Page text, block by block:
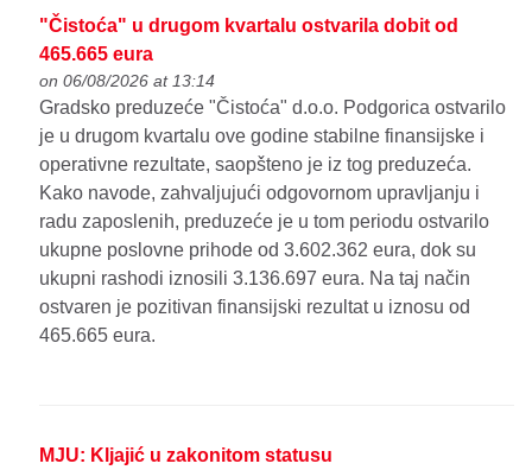
"Čistoća" u drugom kvartalu ostvarila dobit od
465.665 eura
on 06/08/2026 at 13:14
Gradsko preduzeće "Čistoća" d.o.o. Podgorica ostvarilo
je u drugom kvartalu ove godine stabilne finansijske i
operativne rezultate, saopšteno je iz tog preduzeća.
Kako navode, zahvaljujući odgovornom upravljanju i
radu zaposlenih, preduzeće je u tom periodu ostvarilo
ukupne poslovne prihode od 3.602.362 eura, dok su
ukupni rashodi iznosili 3.136.697 eura. Na taj način
ostvaren je pozitivan finansijski rezultat u iznosu od
465.665 eura.
MJU: Kljajić u zakonitom statusu